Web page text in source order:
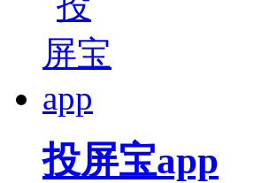
投屏宝app